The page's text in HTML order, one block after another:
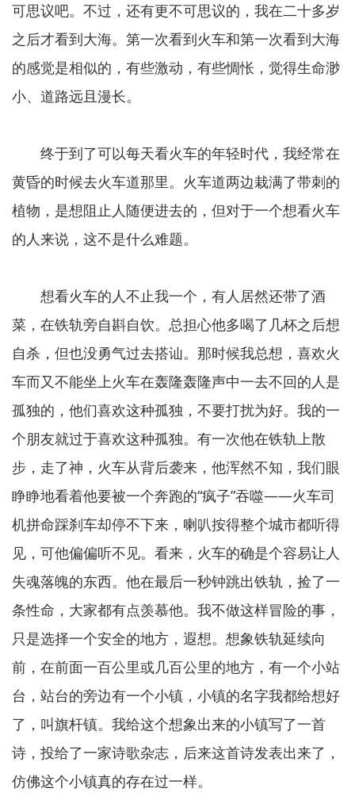
可思议吧。不过，还有更不可思议的，我在二十多岁
之后才看到大海。第一次看到火车和第一次看到大海
的感觉是相似的，有些激动，有些惆怅，觉得生命渺
小、道路远且漫长。
终于到了可以每天看火车的年轻时代，我经常在
黄昏的时候去火车道那里。火车道两边栽满了带刺的
植物，是想阻止人随便进去的，但对于一个想看火车
的人来说，这不是什么难题。
想看火车的人不止我一个，有人居然还带了酒
菜，在铁轨旁自斟自饮。总担心他多喝了几杯之后想
自杀，但也没勇气过去搭讪。那时候我总想，喜欢火
车而又不能坐上火车在轰隆轰隆声中一去不回的人是
孤独的，他们喜欢这种孤独，不要打扰为好。我的一
个朋友就过于喜欢这种孤独。有一次他在铁轨上散
步，走了神，火车从背后袭来，他浑然不知，我们眼
睁睁地看着他要被一个奔跑的“疯子”吞噬——火车司
机拼命踩刹车却停不下来，喇叭按得整个城市都听得
见，可他偏偏听不见。看来，火车的确是个容易让人
失魂落魄的东西。他在最后一秒钟跳出铁轨，捡了一
条性命，大家都有点羡慕他。我不做这样冒险的事，
只是选择一个安全的地方，遐想。想象铁轨延续向
前，在前面一百公里或几百公里的地方，有一个小站
台，站台的旁边有一个小镇，小镇的名字我都给想好
了，叫旗杆镇。我给这个想象出来的小镇写了一首
诗，投给了一家诗歌杂志，后来这首诗发表出来了，
仿佛这个小镇真的存在过一样。